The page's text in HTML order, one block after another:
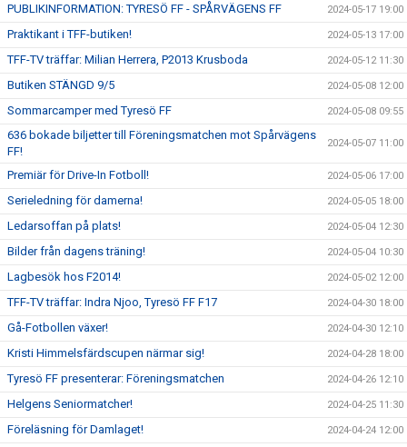
PUBLIKINFORMATION: TYRESÖ FF - SPÅRVÄGENS FF 2024-05-17 19:00
Praktikant i TFF-butiken! 2024-05-13 17:00
TFF-TV träffar: Milian Herrera, P2013 Krusboda 2024-05-12 11:30
Butiken STÄNGD 9/5 2024-05-08 12:00
Sommarcamper med Tyresö FF 2024-05-08 09:55
636 bokade biljetter till Föreningsmatchen mot Spårvägens
FF!
2024-05-07 11:00
Premiär för Drive-In Fotboll! 2024-05-06 17:00
Serieledning för damerna! 2024-05-05 18:00
Ledarsoffan på plats! 2024-05-04 12:30
Bilder från dagens träning! 2024-05-04 10:30
Lagbesök hos F2014! 2024-05-02 12:00
TFF-TV träffar: Indra Njoo, Tyresö FF F17 2024-04-30 18:00
Gå-Fotbollen växer! 2024-04-30 12:10
Kristi Himmelsfärdscupen närmar sig! 2024-04-28 18:00
Tyresö FF presenterar: Föreningsmatchen 2024-04-26 12:10
Helgens Seniormatcher! 2024-04-25 11:30
Föreläsning för Damlaget! 2024-04-24 12:00